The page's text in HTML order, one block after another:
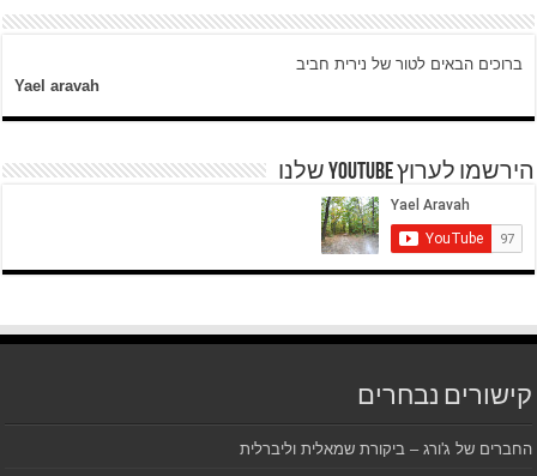
ברוכים הבאים לטור של נירית חביב
Yael aravah
הירשמו לערוץ YOUTUBE שלנו
קישורים נבחרים
החברים של ג'ורג – ביקורת שמאלית וליברלית